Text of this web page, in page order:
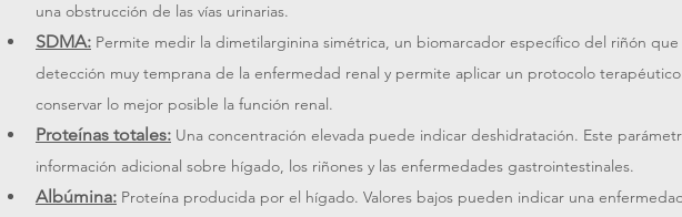
una obstrucción de las vías urinarias.
SDMA: Permite medir la dimetilarginina simétrica, un biomarcador específico del riñón
detección muy temprana de la enfermedad renal y permite aplicar un protocolo
conservar lo mejor posible la función renal.
Proteínas totales: Una concentración elevada puede indicar deshidratación. Este
información adicional sobre hígado, los riñones y las enfermedades gastrointestinales.
Albúmina: Proteína producida por el hígado. Valores bajos pueden indicar una